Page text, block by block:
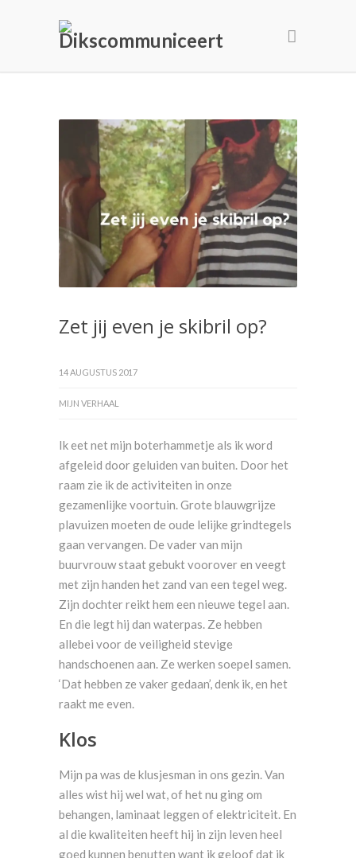
Zet jij even je skibril op?
14 AUGUSTUS 2017
MIJN VERHAAL
Ik eet net mijn boterhammetje als ik word
afgeleid door geluiden van buiten. Door het
raam zie ik de activiteiten in onze
gezamenlijke voortuin. Grote blauwgrijze
plavuizen moeten de oude lelijke grindtegels
gaan vervangen. De vader van mijn
buurvrouw staat gebukt voorover en veegt
met zijn handen het zand van een tegel weg.
Zijn dochter reikt hem een nieuwe tegel aan.
En die legt hij dan waterpas. Ze hebben
allebei voor de veiligheid stevige
handschoenen aan. Ze werken soepel samen.
‘Dat hebben ze vaker gedaan’, denk ik, en het
raakt me even.
Klos
Mijn pa was de klusjesman in ons gezin. Van
alles wist hij wel wat, of het nu ging om
behangen, laminaat leggen of elektriciteit. En
al die kwaliteiten heeft hij in zijn leven heel
goed kunnen benutten want ik geloof dat ik